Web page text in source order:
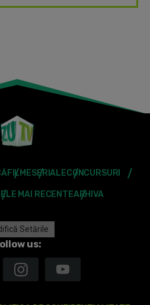
FILMESERIALECONCURSURI
MAI RECENTEARHIVA
Setările
us: